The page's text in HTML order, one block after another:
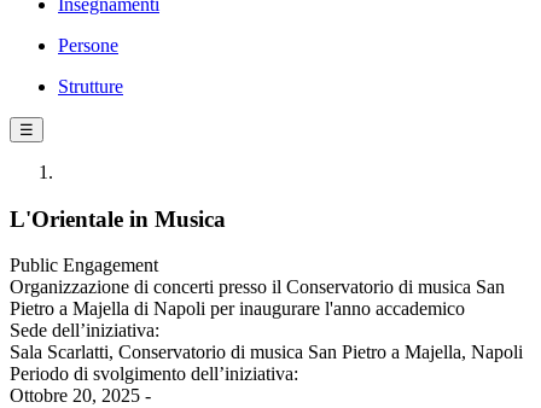
Insegnamenti
Persone
Strutture
☰
L'Orientale in Musica
Public Engagement
Organizzazione di concerti presso il Conservatorio di musica San
Pietro a Majella di Napoli per inaugurare l'anno accademico
Sede dell’iniziativa:
Sala Scarlatti, Conservatorio di musica San Pietro a Majella, Napoli
Periodo di svolgimento dell’iniziativa:
Ottobre 20, 2025 -